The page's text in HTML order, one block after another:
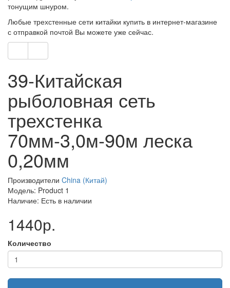
тонущим шнуром.
Любые трехстенные сети китайки купить в интернет-магазине
с отправкой почтой Вы можете уже сейчас.
39-Китайская
рыболовная сеть
трехстенка
70мм-3,0м-90м леска
0,20мм
Производители China (Китай)
Модель: Product 1
Наличие: Есть в наличии
1440р.
Количество